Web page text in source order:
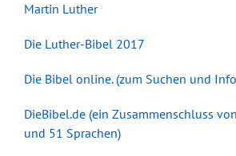
Martin Luther
Die Luther-Bibel 2017
Die Bibel online. (zum Suchen und
DieBibel.de (ein Zusammenschluss
und 51 Sprachen)